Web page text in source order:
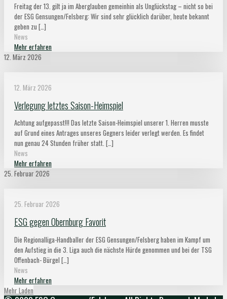
Freitag der 13. gilt ja im Aberglauben gemeinhin als Unglückstag – nicht so bei
der ESG Gensungen/Felsberg: Wir sind sehr glücklich darüber, heute bekannt
geben zu […]
News
Mehr erfahren
12. März 2026
12. März 2026
Verlegung letztes Saison-Heimspiel
Achtung aufgepasst!!! Das letzte Saison-Heimspiel unserer 1. Herren musste
auf Grund eines Antrages unseres Gegners leider verlegt werden. Es findet
nun genau 24 Stunden früher statt. […]
News
Mehr erfahren
25. Februar 2026
25. Februar 2026
ESG gegen Obernburg Favorit
Die Regionalliga-Handballer der ESG Gensungen/Felsberg haben im Kampf um
den Aufstieg in die 3. Liga auch die nächste Hürde genommen und bei der TSG
Offenbach- Bürgel […]
News
Mehr erfahren
Mehr Laden